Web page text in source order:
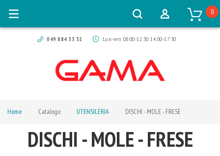
049 884 33 31 Lun-ven 08:00-12:30 14:00-17:30
0
Home Catalogo UTENSILERIA DISCHI - MOLE - FRESE
DISCHI - MOLE - FRESE